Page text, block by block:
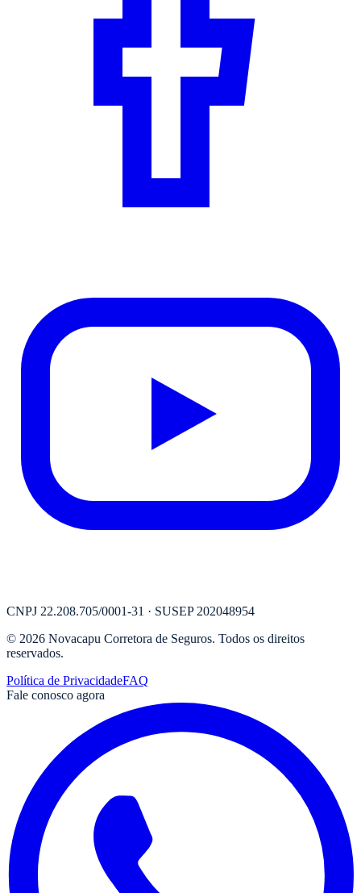
CNPJ 22.208.705/0001-31 · SUSEP 202048954
© 2026 Novacapu Corretora de Seguros. Todos os direitos
reservados.
Política de PrivacidadeFAQ
Fale conosco agora